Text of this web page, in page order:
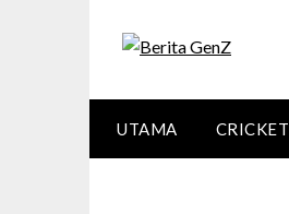
UTAMA CRICKET